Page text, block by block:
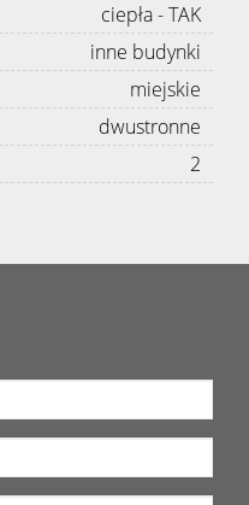
ciepła - TAK
inne budynki
miejskie
dwustronne
2